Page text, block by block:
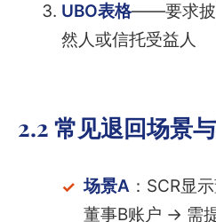
UBO表格——要求披
然人或信托受益人
2.2 常见退回场景
场景A ：SCR显
董事B账户 → 需